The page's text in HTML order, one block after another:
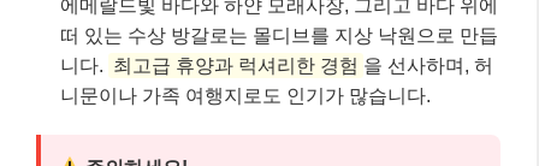
에메랄드빛 바다와 하얀 모래사장, 그리고 바다 위에
떠 있는 수상 방갈로는 몰디브를 지상 낙원으로 만듭
니다. 최고급 휴양과 럭셔리한 경험 을 선사하며, 허
니문이나 가족 여행지로도 인기가 많습니다.